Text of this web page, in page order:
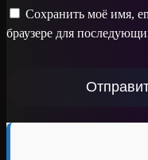
Сохранить моё имя,
браузере для